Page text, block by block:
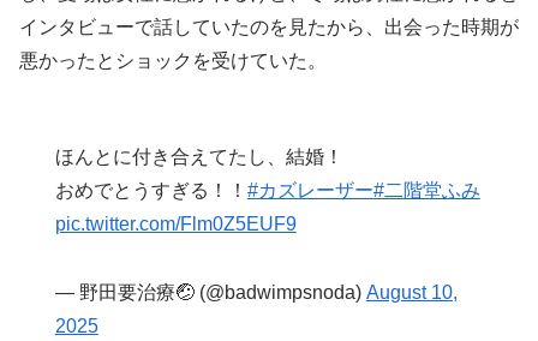
インタビューで話していたのを見たから、出会った時期が
悪かったとショックを受けていた。
ほんとに付き合えてたし、結婚！
おめでとうすぎる！！ #カズレーザー#二階堂ふみ
pic.twitter.com/Flm0Z5EUF9
— 野田要治療🤕 (@badwimpsnoda) August 10,
2025